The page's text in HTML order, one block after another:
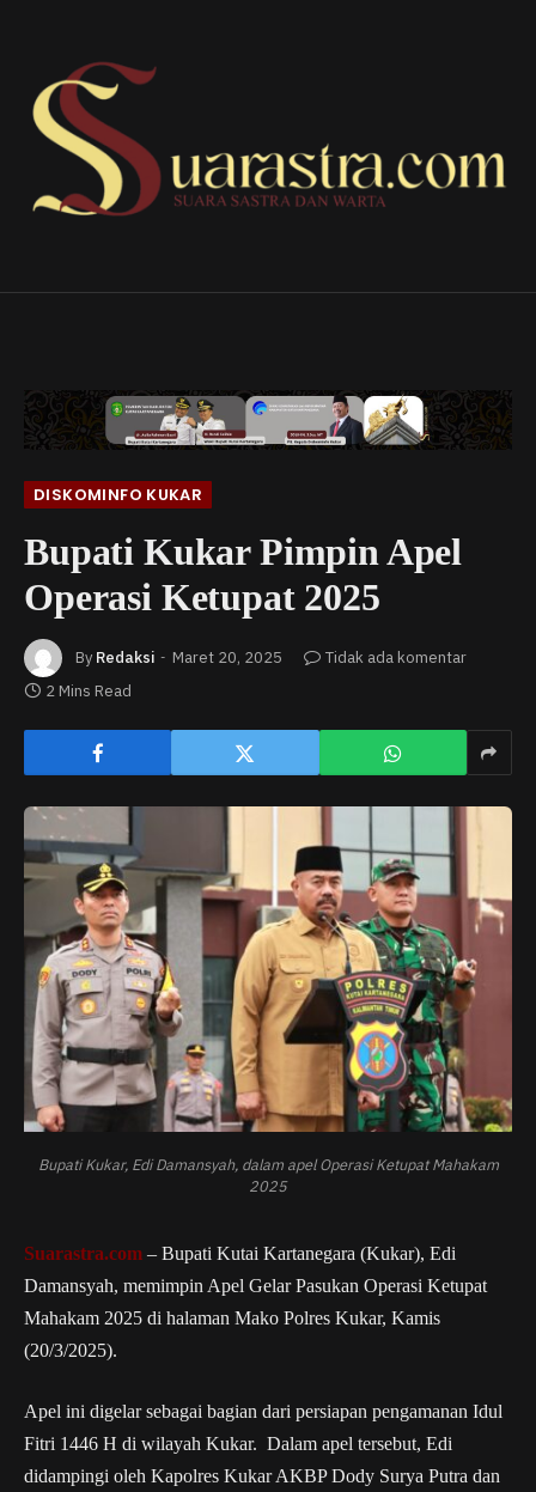
DISKOMINFO KUKAR
Bupati Kukar Pimpin Apel
Operasi Ketupat 2025
By Redaksi Maret 20, 2025
Tidak ada komentar
2 Mins Read
Bupati Kukar, Edi Damansyah, dalam apel Operasi Ketupat Mahakam
2025
Suarastra.com – Bupati Kutai Kartanegara (Kukar), Edi
Damansyah, memimpin Apel Gelar Pasukan Operasi Ketupat
Mahakam 2025 di halaman Mako Polres Kukar, Kamis
(20/3/2025).
Apel ini digelar sebagai bagian dari persiapan pengamanan Idul
Fitri 1446 H di wilayah Kukar. Dalam apel tersebut, Edi
didampingi oleh Kapolres Kukar AKBP Dody Surya Putra dan